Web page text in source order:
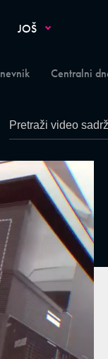
Centralni
JOŠ